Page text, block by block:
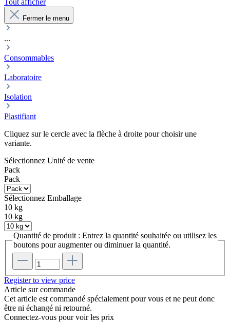
Tout afficher
Fermer le menu
...
Consommables
Laboratoire
Isolation
Plastifiant
Cliquez sur le cercle avec la flèche à droite pour choisir une
variante.
Sélectionnez Unité de vente
Pack
Pack
Sélectionnez Emballage
10 kg
10 kg
Quantité de produit : Entrez la quantité souhaitée ou utilisez les
boutons pour augmenter ou diminuer la quantité.
Register to view price
Article sur commande
Cet article est commandé spécialement pour vous et ne peut donc
être ni échangé ni retourné.
Connectez-vous pour voir les prix